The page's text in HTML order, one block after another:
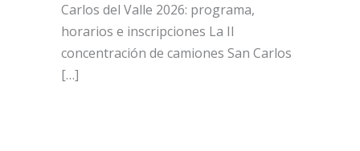
Carlos del Valle 2026: programa,
horarios e inscripciones La II
concentración de camiones San Carlos
[…]